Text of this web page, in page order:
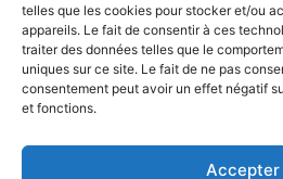
telles que les cookies pour stocker et/ou
appareils. Le fait de consentir à ces
traiter des données telles que le
uniques sur ce site. Le fait de ne pas
consentement peut avoir un effet négatif
et fonctions.
Accepter
Retrouvez l’ASA sur